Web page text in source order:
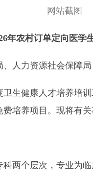
网站截图
农村订单定向医学
人力资源社会保障局
健康人才培养培训
培养项目。现将有关
个层次，专业为